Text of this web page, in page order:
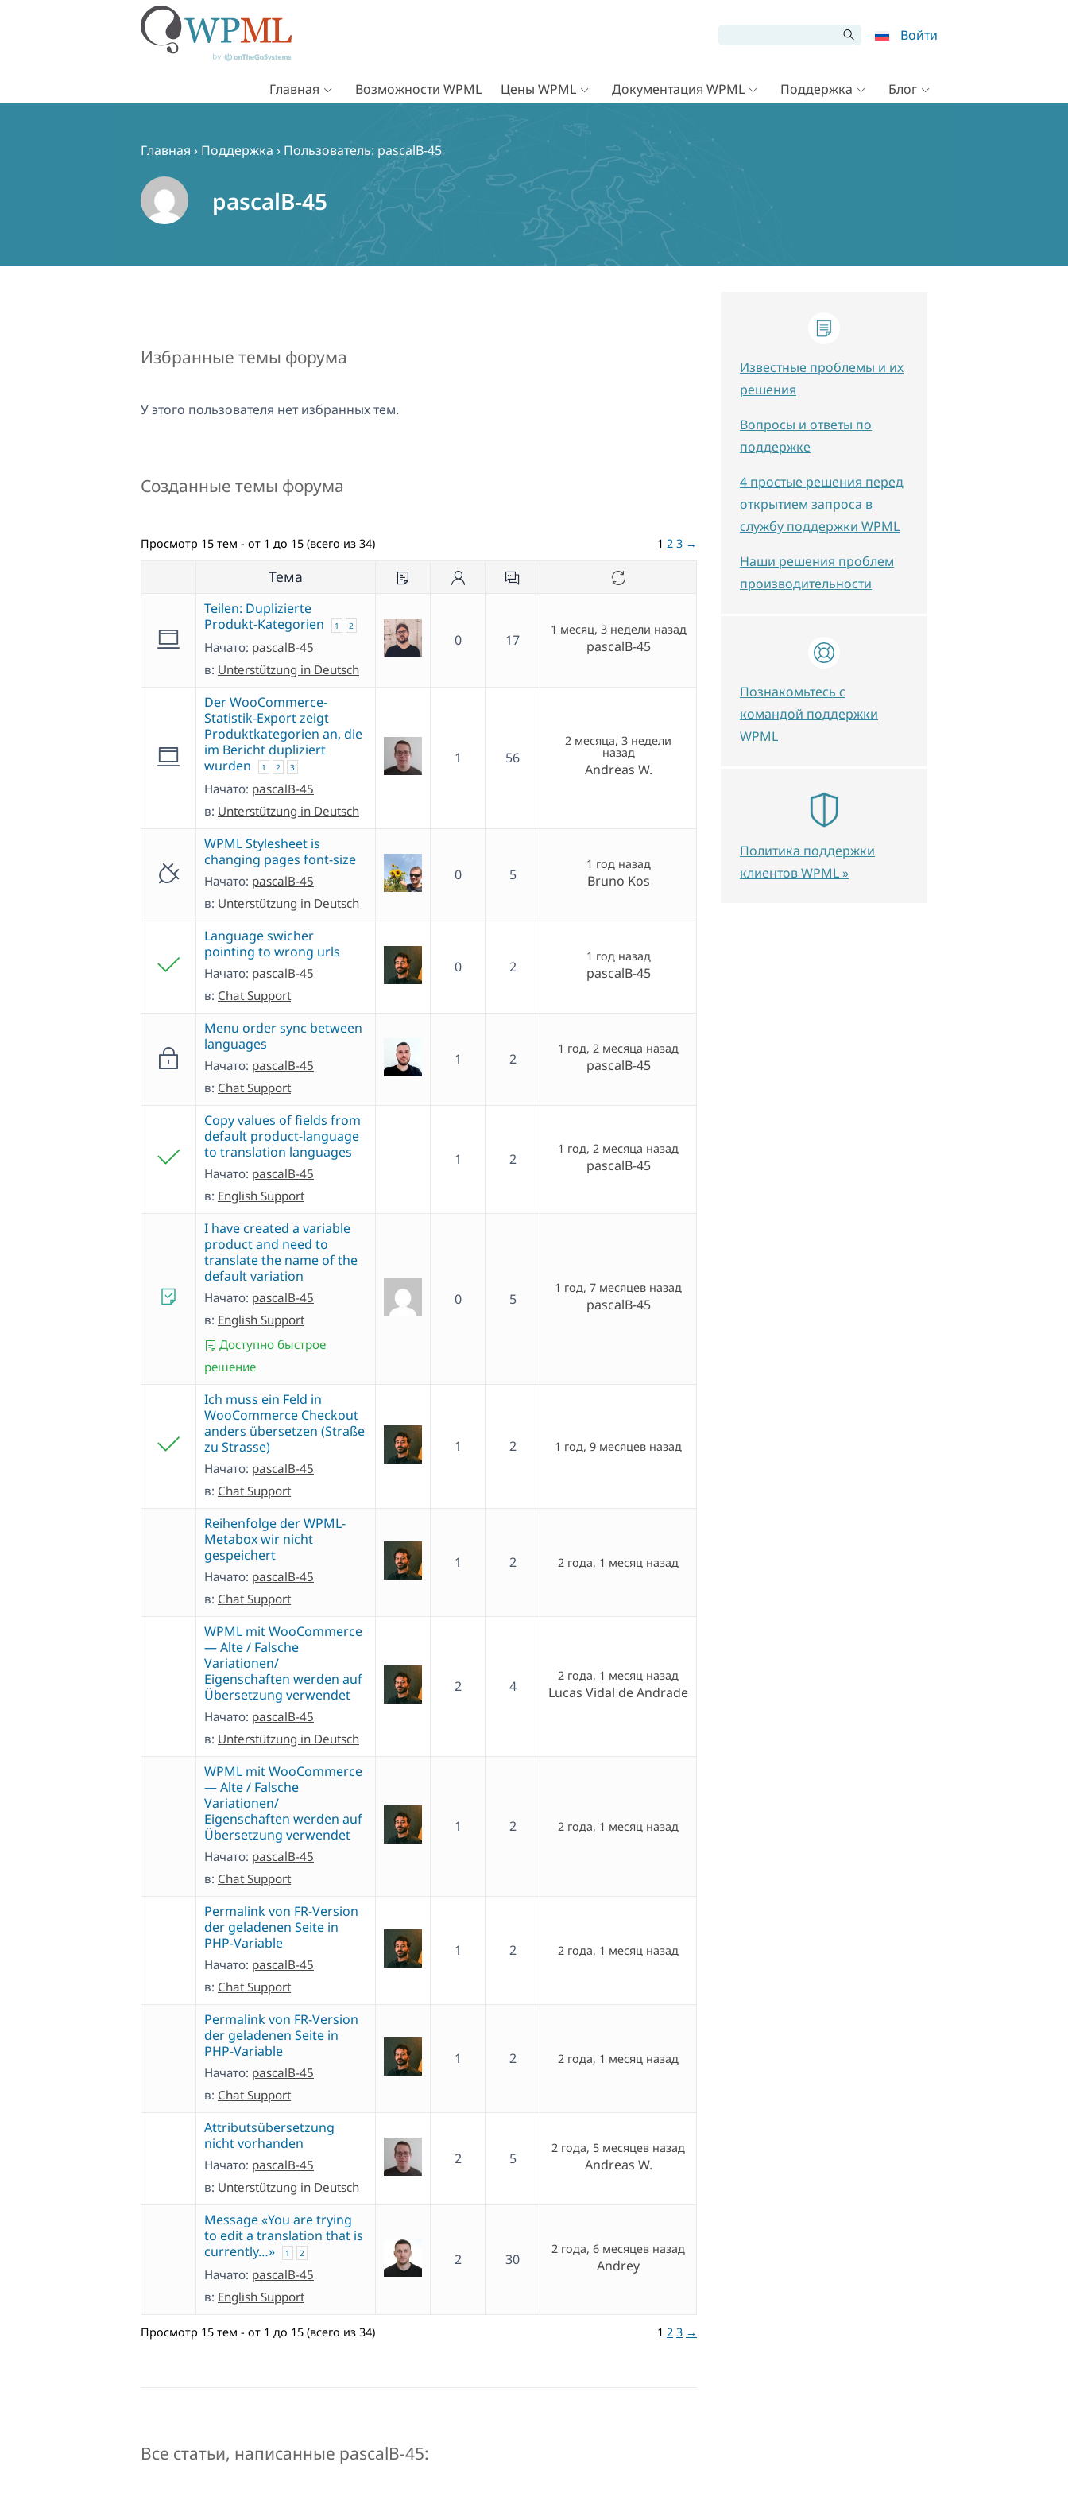
Войти
Главная Возможности WPML Цены WPML Документация WPML Поддержка Блог
Главная › Поддержка › Пользователь: pascalB-45
pascalB-45
Избранные темы форума
У этого пользователя нет избранных тем.
Созданные темы форума
Просмотр 15 тем - от 1 до 15 (всего из 34) 1 2 3 →
Тема
Teilen: Duplizierte
Produkt-Kategorien
1 2
Начато: pascalB-45
в: Unterstützung in Deutsch
0 17
1 месяц, 3 недели назад
pascalB-45
Der WooCommerce-
Statistik-Export zeigt
Produktkategorien an, die
im Bericht dupliziert
wurden
1 2 3
Начато: pascalB-45
в: Unterstützung in Deutsch
1 56
2 месяца, 3 недели
назад
Andreas W.
WPML Stylesheet is
changing pages font-size
Начато: pascalB-45
в: Unterstützung in Deutsch
0 5
1 год назад
Bruno Kos
Language swicher
pointing to wrong urls
Начато: pascalB-45
в: Chat Support
0 2
1 год назад
pascalB-45
Menu order sync between
languages
Начато: pascalB-45
в: Chat Support
1 2
1 год, 2 месяца назад
pascalB-45
Copy values of fields from
default product-language
to translation languages
Начато: pascalB-45
в: English Support
1 2
1 год, 2 месяца назад
pascalB-45
I have created a variable
product and need to
translate the name of the
default variation
Начато: pascalB-45
в: English Support
Доступно быстрое
решение
0 5
1 год, 7 месяцев назад
pascalB-45
Ich muss ein Feld in
WooCommerce Checkout
anders übersetzen (Straße
zu Strasse)
Начато: pascalB-45
в: Chat Support
1 2 1 год, 9 месяцев назад
Reihenfolge der WPML-
Metabox wir nicht
gespeichert
Начато: pascalB-45
в: Chat Support
1 2 2 года, 1 месяц назад
WPML mit WooCommerce
— Alte / Falsche
Variationen/
Eigenschaften werden auf
Übersetzung verwendet
Начато: pascalB-45
в: Unterstützung in Deutsch
2 4
2 года, 1 месяц назад
Lucas Vidal de Andrade
WPML mit WooCommerce
— Alte / Falsche
Variationen/
Eigenschaften werden auf
Übersetzung verwendet
Начато: pascalB-45
в: Chat Support
1 2 2 года, 1 месяц назад
Permalink von FR-Version
der geladenen Seite in
PHP-Variable
Начато: pascalB-45
в: Chat Support
1 2 2 года, 1 месяц назад
Permalink von FR-Version
der geladenen Seite in
PHP-Variable
Начато: pascalB-45
в: Chat Support
1 2 2 года, 1 месяц назад
Attributsübersetzung
nicht vorhanden
Начато: pascalB-45
в: Unterstützung in Deutsch
2 5
2 года, 5 месяцев назад
Andreas W.
Message «You are trying
to edit a translation that is
currently…»
1 2
Начато: pascalB-45
в: English Support
2 30
2 года, 6 месяцев назад
Andrey
Просмотр 15 тем - от 1 до 15 (всего из 34) 1 2 3 →
Все статьи, написанные pascalB-45:
Известные проблемы и их
решения
Вопросы и ответы по
поддержке
4 простые решения перед
открытием запроса в
службу поддержки WPML
Наши решения проблем
производительности
Познакомьтесь с
командой поддержки
WPML
Политика поддержки
клиентов WPML »